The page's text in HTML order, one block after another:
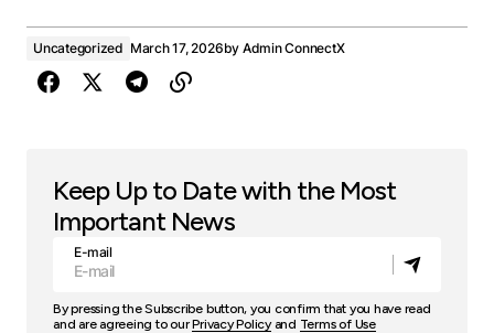
Uncategorized March 17, 2026by Admin ConnectX
Keep Up to Date with the Most
Important News
E-mail
By pressing the Subscribe button, you confirm that you have read
and are agreeing to ourPrivacy Policyand Terms of Use